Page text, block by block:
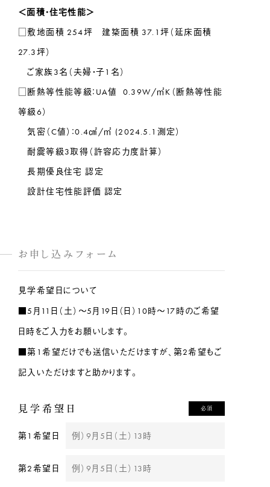
＜面積・住宅性能＞
□敷地面積 254坪 建築面積 37.1坪（延床面積
27.3坪）
ご家族3名（夫婦・子1名）
□断熱等性能等級：UA値 0.39W/㎡K（断熱等性能
等級6）
気密（C値）：0.4㎠/㎡ (2024.5.1測定）
耐震等級3取得（許容応力度計算）
長期優良住宅 認定
設計住宅性能評価 認定
お申し込みフォーム
見学希望日について
■5月11日（土）～5月19日（日）10時〜17時のご希望
日時をご入力をお願いします。
■第1希望だけでも送信いただけますが、第2希望もご
記入いただけますと助かります。
見学希望日 必須
第1希望日
第2希望日